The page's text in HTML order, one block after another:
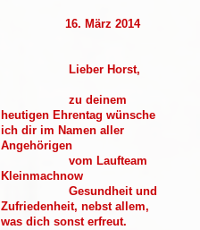
16. März 2014
Lieber Horst,
zu deinem
heutigen Ehrentag wünsche
ich dir im Namen aller
Angehörigen
vom Laufteam
Kleinmachnow
Gesundheit und
Zufriedenheit, nebst allem,
was dich sonst erfreut.